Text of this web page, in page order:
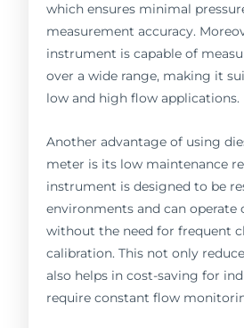
which ensures minimal
measurement accuracy.
instrument is capable of
over a wide range, making it
low and high flow applications.
Another advantage of using
meter is its low maintenance
instrument is designed to be
environments and can operate
without the need for frequent
calibration. This not only
also helps in cost-saving for
require constant flow